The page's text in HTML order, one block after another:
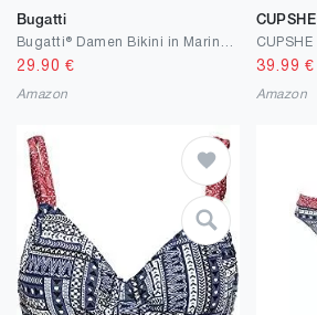
Bugatti
29.90 €
Amazon
CUPSHE
39.99 €
Amazon